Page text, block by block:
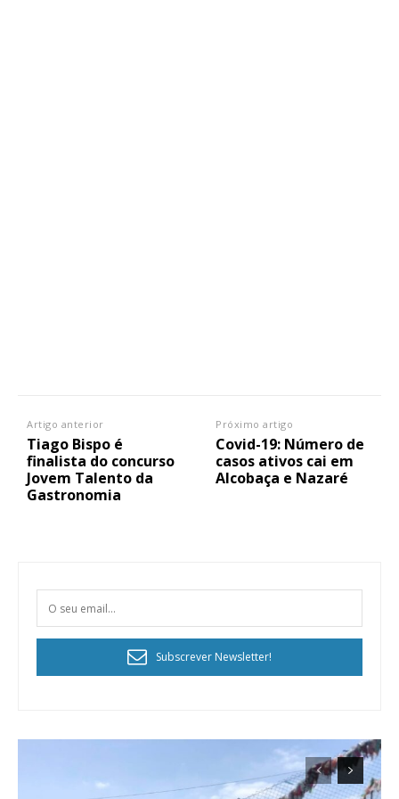
Planos de Assinatura
Artigo anterior
Tiago Bispo é
finalista do concurso
Jovem Talento da
Gastronomia
Próximo artigo
Covid-19: Número de
casos ativos cai em
Alcobaça e Nazaré
Subscrever Newsletter!